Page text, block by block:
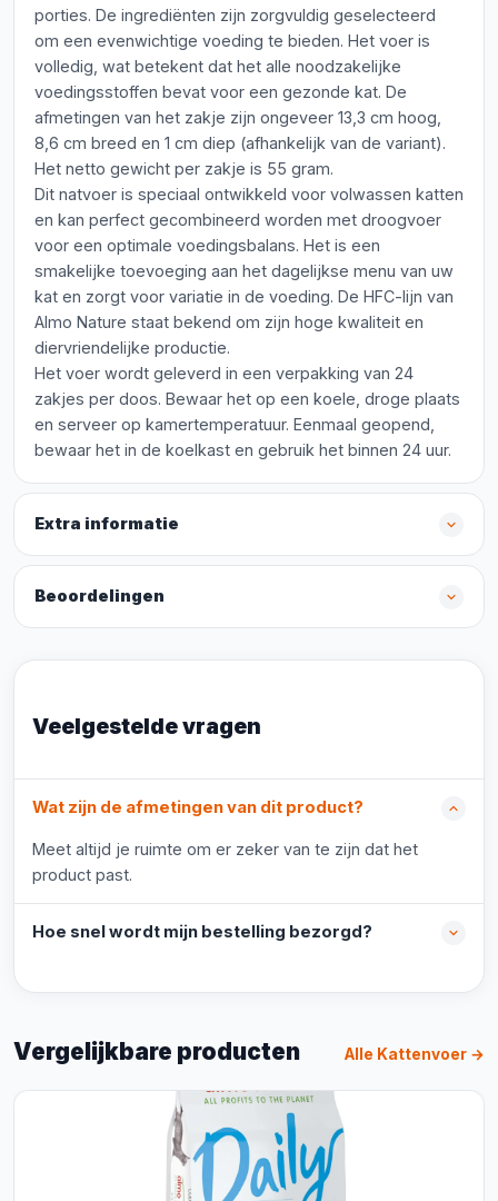
porties. De ingrediënten zijn zorgvuldig geselecteerd
om een evenwichtige voeding te bieden. Het voer is
volledig, wat betekent dat het alle noodzakelijke
voedingsstoffen bevat voor een gezonde kat. De
afmetingen van het zakje zijn ongeveer 13,3 cm hoog,
8,6 cm breed en 1 cm diep (afhankelijk van de variant).
Het netto gewicht per zakje is 55 gram.
Dit natvoer is speciaal ontwikkeld voor volwassen katten
en kan perfect gecombineerd worden met droogvoer
voor een optimale voedingsbalans. Het is een
smakelijke toevoeging aan het dagelijkse menu van uw
kat en zorgt voor variatie in de voeding. De HFC-lijn van
Almo Nature staat bekend om zijn hoge kwaliteit en
diervriendelijke productie.
Het voer wordt geleverd in een verpakking van 24
zakjes per doos. Bewaar het op een koele, droge plaats
en serveer op kamertemperatuur. Eenmaal geopend,
bewaar het in de koelkast en gebruik het binnen 24 uur.
Extra informatie
Beoordelingen
Veelgestelde vragen
Wat zijn de afmetingen van dit product?
Meet altijd je ruimte om er zeker van te zijn dat het
product past.
Hoe snel wordt mijn bestelling bezorgd?
Vergelijkbare producten Alle Kattenvoer →